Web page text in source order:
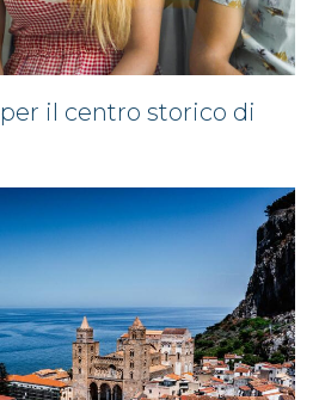
il centro storico di